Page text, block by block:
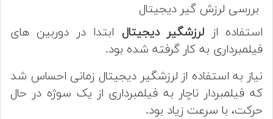
بررسی لرزش گیر دیجیتال
استفاده از لرزشگیر دیجیتال ابتدا در دوربین های
فیلمبرداری به کار گرفته شده بود.
نیاز به استفاده از لرزشگیر دیجیتال زمانی احساس شد
که فیلمبردار ناچار به فیلمبرداری از یک سوژه در حال
حرکت، با سرعت زیاد بود.